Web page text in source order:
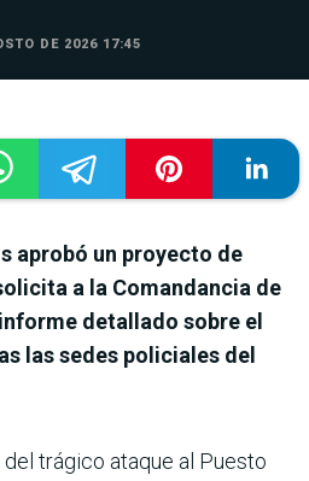
DE 2026 17:45
aprobó un proyecto de
a la Comandancia de
detallado sobre el
las sedes policiales del
trágico ataque al Puesto